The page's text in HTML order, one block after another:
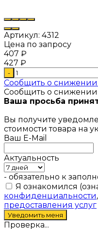
Артикул: 4312
Цена по запросу
407 ₽
427 ₽
-
Сообщить о
Сообщить о
Ваша просьба
Вы получите
стоимости товара на
Ваш E-Mail
Актуальность
- обязательно к
Я ознакомился
конфиденциальности
предоставления услуг
Проверка...